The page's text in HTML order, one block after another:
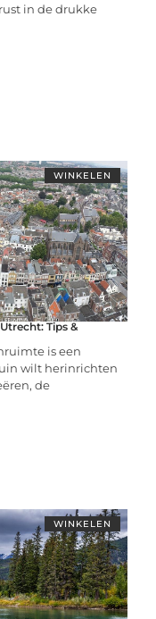
in de drukke
WINKELEN
Tips &
is een
wilt herinrichten
de
WINKELEN